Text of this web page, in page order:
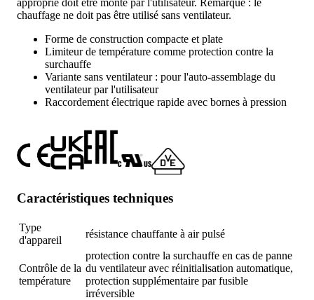
approprié doit être monté par l'utilisateur. Remarque : le
chauffage ne doit pas être utilisé sans ventilateur.
Forme de construction compacte et plate
Limiteur de température comme protection contre la
surchauffe
Variante sans ventilateur : pour l'auto-assemblage du
ventilateur par l'utilisateur
Raccordement électrique rapide avec bornes à pression
Caractéristiques techniques
Type
d'appareil
résistance chauffante à air pulsé
Contrôle de la
température
protection contre la surchauffe en cas de panne
du ventilateur avec réinitialisation automatique,
protection supplémentaire par fusible
irréversible